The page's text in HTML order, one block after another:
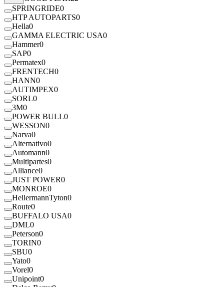
SPRINGRIDE0
HTP AUTOPARTS0
Hella0
GAMMA ELECTRIC USA0
Hammer0
SAP0
Permatex0
FRENTECH0
HANN0
AUTIMPEX0
SORL0
3M0
POWER BULL0
WESSON0
Narva0
Alternativo0
Automann0
Multipartes0
Alliance0
JUST POWER0
MONROE0
HellermannTyton0
Route0
BUFFALO USA0
DML0
Peterson0
TORIN0
SBU0
Yato0
Vorel0
Unipoint0